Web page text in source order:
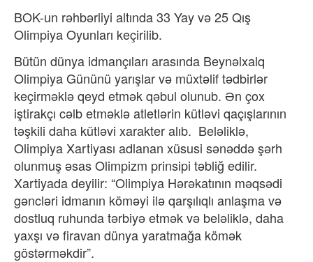
BOK-un rəhbərliyi altında 33 Yay və 25 Qış
Olimpiya Oyunları keçirilib.
Bütün dünya idmançıları arasında Beynəlxalq
Olimpiya Gününü yarışlar və müxtəlif tədbirlər
keçirməklə qeyd etmək qəbul olunub. Ən çox
iştirakçı cəlb etməklə atletlərin kütləvi qaçışlarının
təşkili daha kütləvi xarakter alıb. Beləliklə,
Olimpiya Xartiyası adlanan xüsusi sənəddə şərh
olunmuş əsas Olimpizm prinsipi təbliğ edilir.
Xartiyada deyilir: “Olimpiya Hərəkatının məqsədi
gəncləri idmanın köməyi ilə qarşılıqlı anlaşma və
dostluq ruhunda tərbiyə etmək və beləliklə, daha
yaxşı və firavan dünya yaratmağa kömək
göstərməkdir”.